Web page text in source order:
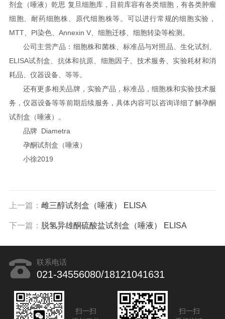
剂盒（唾液）乾思 复旦细胞库，目前库容有各类细胞，有各类肿瘤
细胞、耐药细胞株、原代细胞株等。可以进行常规的细胞实验，
MTT、PI染色、Annexin V、细胞迁移、细胞转染等检测。
公司主营产品：细胞株和菌株、标准品与对照品、生化试剂、
ELISA试剂盒、抗体和抗原、细胞因子、技术服务、实验耗材和消
耗品、仪器设备、等等。
还有更多相关品牌，实验产品，标准品，细胞株和实验技术服
务，仪器设备等等前期后续服务，具体内容可以咨询详细了解孕酮
试剂盒（唾液）。
品牌 Diametra
孕酮试剂盒（唾液）
小徐2019
上一篇： 雌三醇试剂盒（唾液） ELISA
下一篇： 脱氢异雄酮硫酸盐试剂盒（唾液） ELISA
联系电话
021-34556080/18121041631
扫一扫
扫一扫